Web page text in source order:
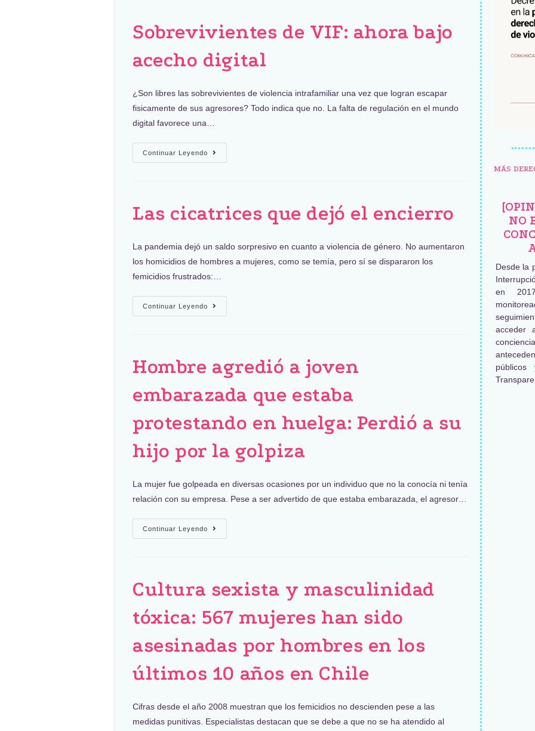
Sobrevivientes de VIF: ahora bajo
acecho digital
¿Son libres las sobrevivientes de violencia intrafamiliar una vez que logran escapar
fisicamente de sus agresores? Todo indica que no. La falta de regulación en el mundo
digital favorece una…
Continuar Leyendo
Las cicatrices que dejó el encierro
La pandemia dejó un saldo sorpresivo en cuanto a violencia de género. No aumentaron
los homicidios de hombres a mujeres, como se temía, pero sí se dispararon los
femicidios frustrados:…
Continuar Leyendo
Hombre agredió a joven
embarazada que estaba
protestando en huelga: Perdió a su
hijo por la golpiza
La mujer fue golpeada en diversas ocasiones por un individuo que no la conocía ni tenía
relación con su empresa. Pese a ser advertido de que estaba embarazada, el agresor…
Continuar Leyendo
Cultura sexista y masculinidad
tóxica: 567 mujeres han sido
asesinadas por hombres en los
últimos 10 años en Chile
Cifras desde el año 2008 muestran que los femicidios no descienden pese a las
medidas punitivas. Especialistas destacan que se debe a que no se ha atendido al
MÁS
NO
Desde la
en
acceder